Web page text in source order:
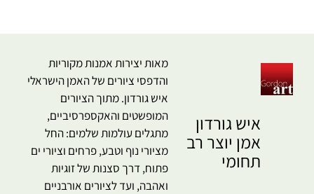
איש גורדון
אמן יוצר רב
תחומי
מאות יצירות אמנות מקוריות
והדפסי ציורים של האמן הישראלי
איש גורדון. מתוך הציורים
המופשטים והאקספרסיביים,
מתגלים עולמות שלמים: החל
מציורי נוף וטבע, פרחים וציורי ים
פתוח, דרך סצנות של זוגיות
ואהבה, ועד לציורים אורבניים